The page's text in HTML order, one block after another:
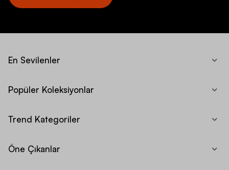
En Sevilenler
Popüler Koleksiyonlar
Trend Kategoriler
Öne Çıkanlar